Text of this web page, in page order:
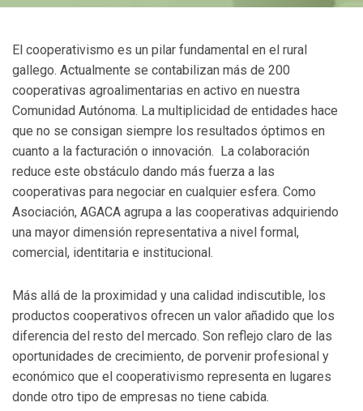
El cooperativismo es un pilar fundamental en el rural
gallego. Actualmente se contabilizan más de 200
cooperativas agroalimentarias en activo en nuestra
Comunidad Autónoma. La multiplicidad de entidades hace
que no se consigan siempre los resultados óptimos en
cuanto a la facturación o innovación. La colaboración
reduce este obstáculo dando más fuerza a las
cooperativas para negociar en cualquier esfera. Como
Asociación, AGACA agrupa a las cooperativas adquiriendo
una mayor dimensión representativa a nivel formal,
comercial, identitaria e institucional.
Más allá de la proximidad y una calidad indiscutible, los
productos cooperativos ofrecen un valor añadido que los
diferencia del resto del mercado. Son reflejo claro de las
oportunidades de crecimiento, de porvenir profesional y
económico que el cooperativismo representa en lugares
donde otro tipo de empresas no tiene cabida.